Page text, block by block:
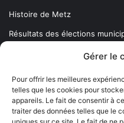
Gérer le
Pour offrir les meilleures
telles que les cookies pour
appareils. Le fait de consentir à
traiter des données telles que le
Histoire de Metz
Résultats des élections
Newsletter gratuite